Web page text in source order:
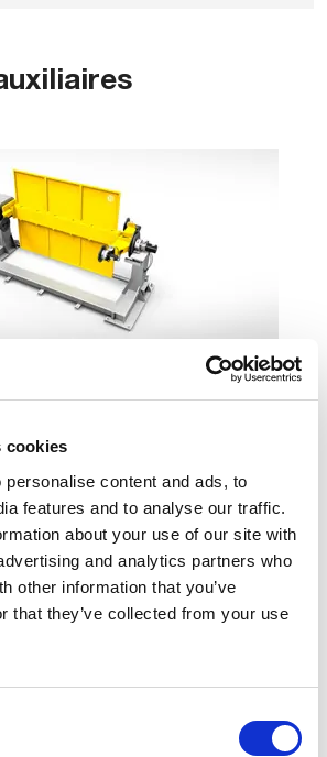
cookies
content and ads, to
features and to analyse our traffic.
about your use of our site with
and analytics partners who
other information that you’ve
that they’ve collected from your use